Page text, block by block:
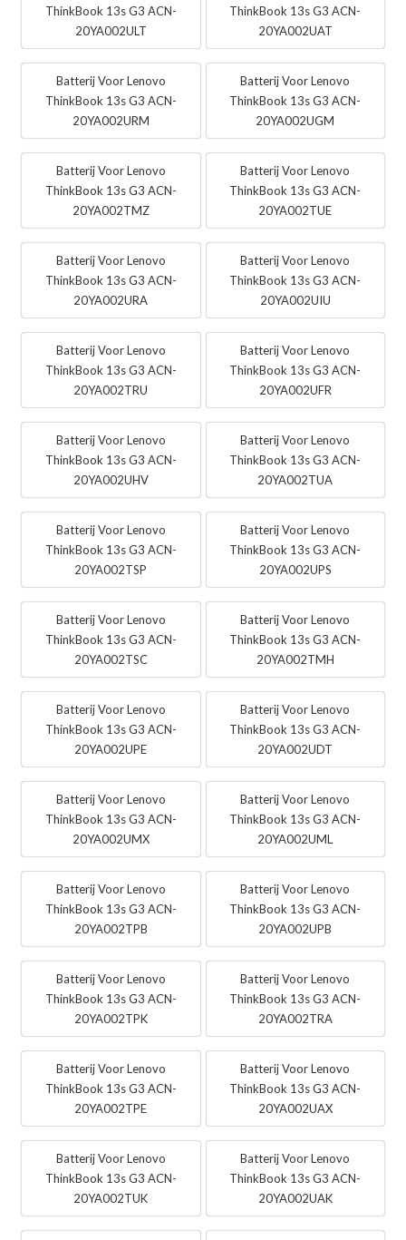
ThinkBook 13s G3 ACN-
20YA002ULT
ThinkBook 13s G3 ACN-
20YA002UAT
Batterij Voor Lenovo
ThinkBook 13s G3 ACN-
20YA002URM
Batterij Voor Lenovo
ThinkBook 13s G3 ACN-
20YA002UGM
Batterij Voor Lenovo
ThinkBook 13s G3 ACN-
20YA002TMZ
Batterij Voor Lenovo
ThinkBook 13s G3 ACN-
20YA002TUE
Batterij Voor Lenovo
ThinkBook 13s G3 ACN-
20YA002URA
Batterij Voor Lenovo
ThinkBook 13s G3 ACN-
20YA002UIU
Batterij Voor Lenovo
ThinkBook 13s G3 ACN-
20YA002TRU
Batterij Voor Lenovo
ThinkBook 13s G3 ACN-
20YA002UFR
Batterij Voor Lenovo
ThinkBook 13s G3 ACN-
20YA002UHV
Batterij Voor Lenovo
ThinkBook 13s G3 ACN-
20YA002TUA
Batterij Voor Lenovo
ThinkBook 13s G3 ACN-
20YA002TSP
Batterij Voor Lenovo
ThinkBook 13s G3 ACN-
20YA002UPS
Batterij Voor Lenovo
ThinkBook 13s G3 ACN-
20YA002TSC
Batterij Voor Lenovo
ThinkBook 13s G3 ACN-
20YA002TMH
Batterij Voor Lenovo
ThinkBook 13s G3 ACN-
20YA002UPE
Batterij Voor Lenovo
ThinkBook 13s G3 ACN-
20YA002UDT
Batterij Voor Lenovo
ThinkBook 13s G3 ACN-
20YA002UMX
Batterij Voor Lenovo
ThinkBook 13s G3 ACN-
20YA002UML
Batterij Voor Lenovo
ThinkBook 13s G3 ACN-
20YA002TPB
Batterij Voor Lenovo
ThinkBook 13s G3 ACN-
20YA002UPB
Batterij Voor Lenovo
ThinkBook 13s G3 ACN-
20YA002TPK
Batterij Voor Lenovo
ThinkBook 13s G3 ACN-
20YA002TRA
Batterij Voor Lenovo
ThinkBook 13s G3 ACN-
20YA002TPE
Batterij Voor Lenovo
ThinkBook 13s G3 ACN-
20YA002UAX
Batterij Voor Lenovo
ThinkBook 13s G3 ACN-
20YA002TUK
Batterij Voor Lenovo
ThinkBook 13s G3 ACN-
20YA002UAK